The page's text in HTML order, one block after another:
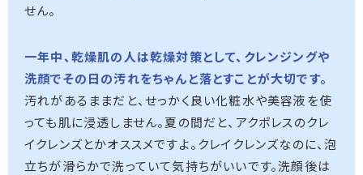
せん。
一年中、乾燥肌の人は乾燥対策として、クレンジングや
洗顔でその日の汚れをちゃんと落とすことが大切です。
汚れがあるままだと、せっかく良い化粧水や美容液を使
っても肌に浸透しません。夏の間だと、アクポレスのクレ
イクレンズとかオススメですよ。クレイクレンズなのに、泡
立ちが滑らかで洗っていて気持ちがいいです。洗顔後は